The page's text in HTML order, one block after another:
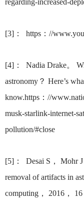
regarding-increased-
[3]： https：//
[4]： Nadia Drake。
astronomy？ Here’s
know.https：//
musk-starlink-internet-
pollution/#close
[5]： Desai S， Mohr J
removal of artifacts in
computing， 2016， 16